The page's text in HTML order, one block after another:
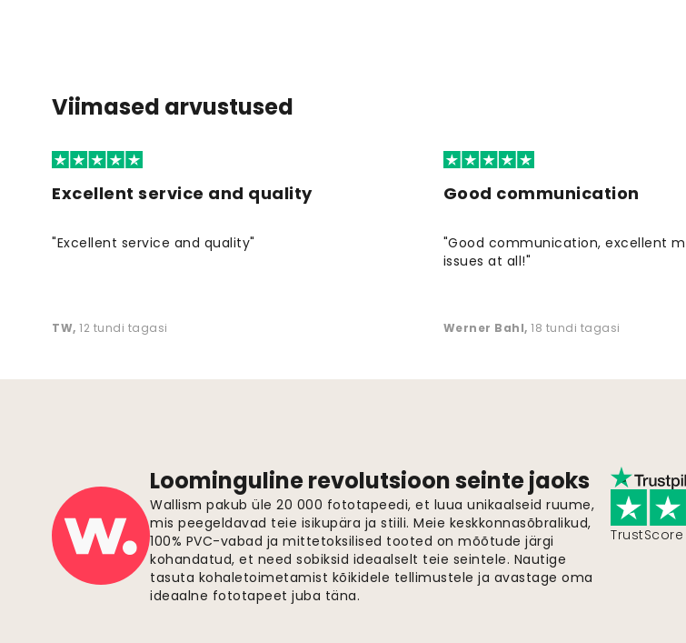
Viimased arvustused
Excellent service and quality
"Excellent service and quality"
TW, 12 tundi tagasi
Good communication
"Good communication, excellent
issues at all!"
Werner Bahl, 18 tundi tagasi
Loominguline revolutsioon seinte jaoks
Wallism pakub üle 20 000 fototapeedi, et luua unikaalseid ruume,
mis peegeldavad teie isikupära ja stiili. Meie keskkonnasõbralikud,
100% PVC-vabad ja mittetoksilised tooted on mõõtude järgi
kohandatud, et need sobiksid ideaalselt teie seintele. Nautige
tasuta kohaletoimetamist kõikidele tellimustele ja avastage oma
ideaalne fototapeet juba täna.
TrustScore